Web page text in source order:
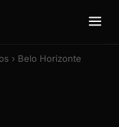
› Belo Horizonte